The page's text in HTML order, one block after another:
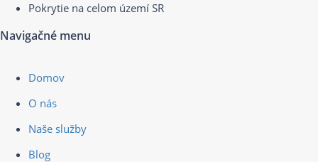
Pokrytie na celom území SR
Navigačné menu
Domov
O nás
Naše služby
Blog